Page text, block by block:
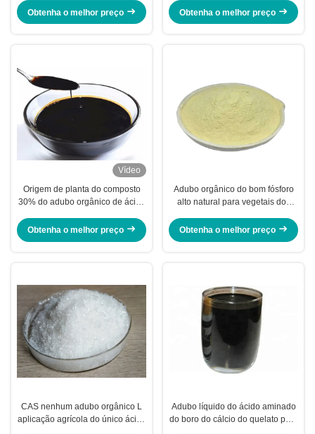
Obtenha o melhor preço
elementos de traço
Obtenha o melhor preço
Vídeo
Origem de planta do composto
30% do adubo orgânico de ácido
Obtenha o melhor preço
Adubo orgânico do bom fósforo
alto natural para vegetais dos
Obtenha o melhor preço
CAS nenhum adubo orgânico L
aplicação agrícola do único ácido
Adubo líquido do ácido aminado
do boro do cálcio do quelato para